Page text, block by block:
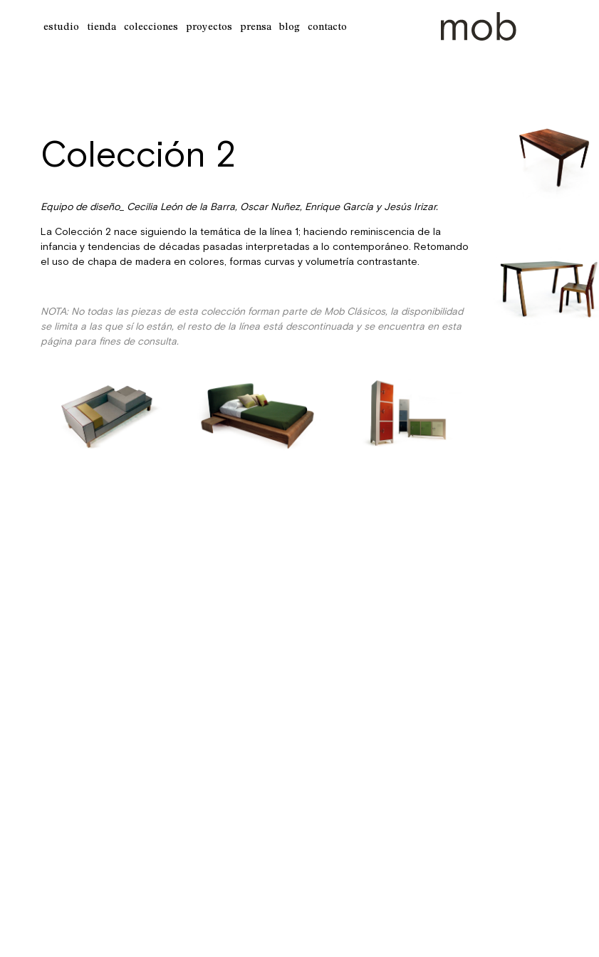
estudio tienda colecciones proyectos prensa blog contacto
Colección 2
Equipo de diseño_ Cecilia León de la Barra, Oscar Nuñez, Enrique García y Jesús Irizar.
La Colección 2 nace siguiendo la temática de la línea 1; haciendo reminiscencia de la
infancia y tendencias de décadas pasadas interpretadas a lo contemporáneo. Retomando
el uso de chapa de madera en colores, formas curvas y volumetría contrastante.
NOTA: No todas las piezas de esta colección forman parte de Mob Clásicos, la disponibilidad
se limita a las que sí lo están, el resto de la línea está descontinuada y se encuentra en esta
página para fines de consulta.